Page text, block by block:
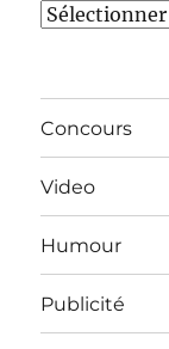
Catégories
Concours
Video
Humour
Publicité